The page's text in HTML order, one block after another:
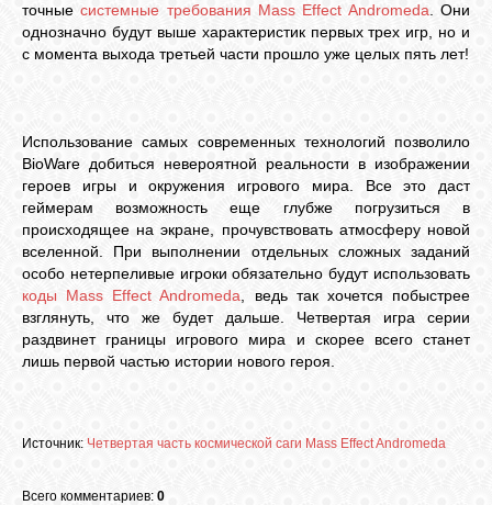
точныесистемные требования Mass Effect Andromeda . Они
однозначно будут выше характеристик первых трех игр, но и
с момента выхода третьей части прошло уже целых пять лет!
Использование самых современных технологий позволило
BioWare добиться невероятной реальности в изображении
героев игры и окружения игрового мира. Все это даст
геймерам возможность еще глубже погрузиться в
происходящее на экране, прочувствовать атмосферу новой
вселенной. При выполнении отдельных сложных заданий
особо нетерпеливые игроки обязательно будут использовать
коды Mass Effect Andromeda , ведь так хочется побыстрее
взглянуть, что же будет дальше. Четвертая игра серии
раздвинет границы игрового мира и скорее всего станет
лишь первой частью истории нового героя.
Источник: Четвертая часть космической саги Mass Effect Andromeda
Всего комментариев: 0